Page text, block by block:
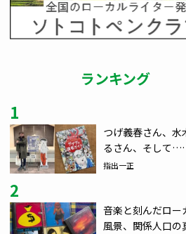
ランキング
1
つげ義春さん、水
るさん、そして
指出一正
2
音楽と刻んだロー
風景、関係人口の